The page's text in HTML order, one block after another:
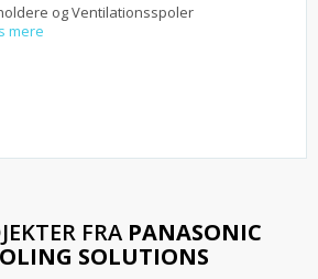
og Ventilationsspoler
mere
FRA PANASONIC
SOLUTIONS